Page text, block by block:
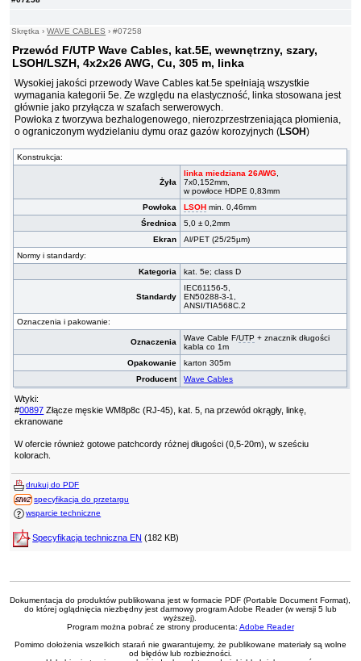
Skrętka ›WAVE CABLES ›#07258
Przewód F/UTP Wave Cables, kat.5E, wewnętrzny, szary,
LSOH/LSZH, 4x2x26 AWG, Cu, 305 m, linka
Wysokiej jakości przewody Wave Cables kat.5e spełniają wszystkie
wymagania kategorii 5e. Ze względu na elastyczność, linka stosowana jest
głównie jako przyłącza w szafach serwerowych.
Powłoka z tworzywa bezhalogenowego, nierozprzestrzeniająca płomienia,
o ograniczonym wydzielaniu dymu oraz gazów korozyjnych (LSOH)
Konstrukcja:
Żyła
linka miedziana 26AWG,
7x0,152mm,
w powłoce HDPE 0,83mm
Powłoka
LSOH min. 0,46mm
Średnica
5,0 ± 0,2mm
Ekran
Al/PET (25/25µm)
Normy i standardy:
Kategoria
kat. 5e; class D
Standardy
IEC61156-5,
EN50288-3-1,
ANSI/TIA568C.2
Oznaczenia i pakowanie:
Oznaczenia Wave Cable F/UTP + znacznik długości
kabla co 1m
Opakowanie
karton 305m
Producent
Wave Cables
Wtyki:
#00897 Złącze męskie WM8p8c (RJ-45), kat. 5, na przewód okrągły, linkę,
ekranowane
W ofercie również gotowe patchcordy różnej długości (0,5-20m), w sześciu
kolorach.
drukuj do PDF
specyfikacja do przetargu
wsparcie techniczne
Specyfikacja techniczna EN (182 KB)
Dokumentacja do produktów publikowana jest w formacie PDF (Portable Document Format),
do której oglądnięcia niezbędny jest darmowy program Adobe Reader (w wersji 5 lub
wyższej).
Program można pobrać ze strony producenta: Adobe Reader
Pomimo dołożenia wszelkich starań nie gwarantujemy, że publikowane materiały są wolne
od błędów lub rozbieżności.